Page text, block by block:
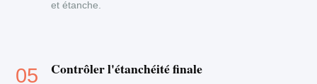
et étanche.
Contrôler l'étanchéité finale